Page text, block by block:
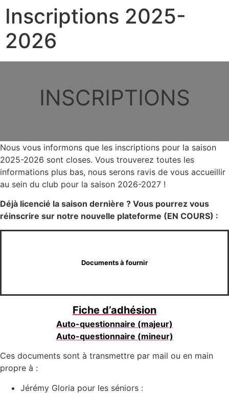
Inscriptions 2025-
2026
INSCRIPTIONS
Nous vous informons que les inscriptions pour la saison
2025-2026 sont closes. Vous trouverez toutes les
informations plus bas, nous serons ravis de vous accueillir
au sein du club pour la saison 2026-2027 !
Déjà licencié la saison dernière ? Vous pourrez vous
réinscrire sur notre nouvelle plateforme (EN COURS) :
Documents à fournir
Fiche d’adhésion
Auto-questionnaire (majeur)
Auto-questionnaire (mineur)
Ces documents sont à transmettre par mail ou en main
propre à :
Jérémy Gloria pour les séniors :